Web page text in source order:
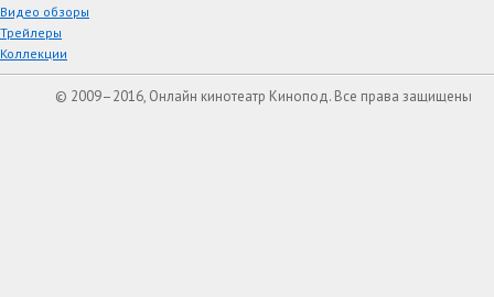
Видео обзоры
Трейлеры
Коллекции
© 2009–2016, Онлайн кинотеатр Кинопод. Все права защищены